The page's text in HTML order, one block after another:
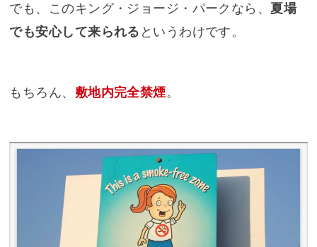
でも、このキング・ジョージ・パークなら、 夏場
でも安心して来られる というわけです。
もちろん、 敷地内完全禁煙。